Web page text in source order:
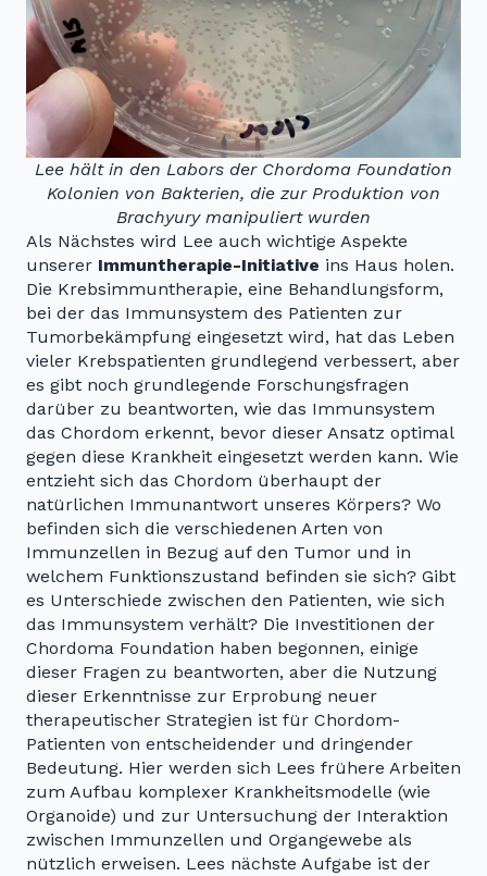
Lee hält in den Labors der Chordoma Foundation
Kolonien von Bakterien, die zur Produktion von
Brachyury manipuliert wurden
Als Nächstes wird Lee auch wichtige Aspekte
unserer Immuntherapie-Initiative ins Haus holen.
Die Krebsimmuntherapie, eine Behandlungsform,
bei der das Immunsystem des Patienten zur
Tumorbekämpfung eingesetzt wird, hat das Leben
vieler Krebspatienten grundlegend verbessert, aber
es gibt noch grundlegende Forschungsfragen
darüber zu beantworten, wie das Immunsystem
das Chordom erkennt, bevor dieser Ansatz optimal
gegen diese Krankheit eingesetzt werden kann. Wie
entzieht sich das Chordom überhaupt der
natürlichen Immunantwort unseres Körpers? Wo
befinden sich die verschiedenen Arten von
Immunzellen in Bezug auf den Tumor und in
welchem Funktionszustand befinden sie sich? Gibt
es Unterschiede zwischen den Patienten, wie sich
das Immunsystem verhält? Die Investitionen der
Chordoma Foundation haben begonnen, einige
dieser Fragen zu beantworten, aber die Nutzung
dieser Erkenntnisse zur Erprobung neuer
therapeutischer Strategien ist für Chordom-
Patienten von entscheidender und dringender
Bedeutung. Hier werden sich Lees frühere Arbeiten
zum Aufbau komplexer Krankheitsmodelle (wie
Organoide) und zur Untersuchung der Interaktion
zwischen Immunzellen und Organgewebe als
nützlich erweisen. Lees nächste Aufgabe ist der